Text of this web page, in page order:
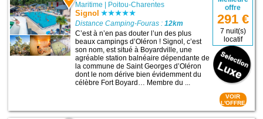
Maritime
Poitou-Charentes
Signol
Distance Camping-Fouras :12km
C’est à n’en pas douter l’un des plus
beaux campings d’Oléron ! Signol, c’est
son nom, est situé à Boyardville, une
agréable station balnéaire dépendante de
la commune de Saint Georges d’Oléron
dont le nom dérive bien évidemment du
célèbre Fort Boyard… Membre du ...
offre
291 €
7 nuit(s)
locatif
VOIR
L'OFFRE